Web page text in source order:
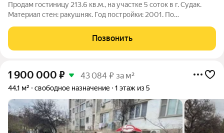
Продам гостиницу 213.6 кв.м., на участке 5 соток в г. Судак.
Материал стен: ракушняк. Год постройки: 2001. По
Номерной фонд: 10. Планировка: 1- й этаж коридор, спальня с
сан узлом., сан узел 2
Позвонить
1 900 000 ₽ 43 084 ₽ за м²
44,1 м² свободное назначение 1 этаж из 5